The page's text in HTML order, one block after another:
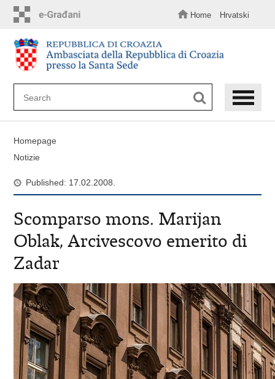
content
Home Hrvatski
Homepage
Notizie
Published: 17.02.2008.
Scomparso mons. Marijan
Oblak, Arcivescovo emerito di
Zadar